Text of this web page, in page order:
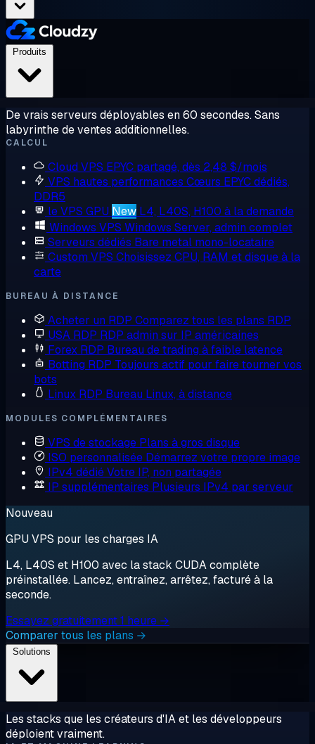
De vrais serveurs déployables en 60 secondes. Sans
labyrinthe de ventes additionnelles.
CALCUL
Cloud VPS EPYC partagé, dès 2,48 $/mois
VPS hautes performances Cœurs EPYC dédiés,
DDR5
le VPS GPU New L4, L40S, H100 à la demande
Windows VPS Windows Server, admin complet
Serveurs dédiés Bare metal mono-locataire
Custom VPS Choisissez CPU, RAM et disque à la
carte
BUREAU À DISTANCE
Acheter un RDP Comparez tous les plans RDP
USA RDP RDP admin sur IP américaines
Forex RDP Bureau de trading à faible latence
Botting RDP Toujours actif pour faire tourner vos
bots
Linux RDP Bureau Linux, à distance
MODULES COMPLÉMENTAIRES
VPS de stockage Plans à gros disque
ISO personnalisée Démarrez votre propre image
IPv4 dédiéVotre IP, non partagée
IP supplémentaires Plusieurs IPv4 par serveur
Nouveau
GPU VPS pour les charges IA
L4, L40S et H100 avec la stack CUDA complète
préinstallée. Lancez, entraînez, arrêtez, facturé à la
seconde.
Essayez gratuitement 1 heure →
Comparer tous les plans →
Les stacks que les créateurs d'IA et les développeurs
déploient vraiment.